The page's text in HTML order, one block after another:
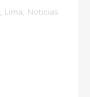
Lima
Noticias